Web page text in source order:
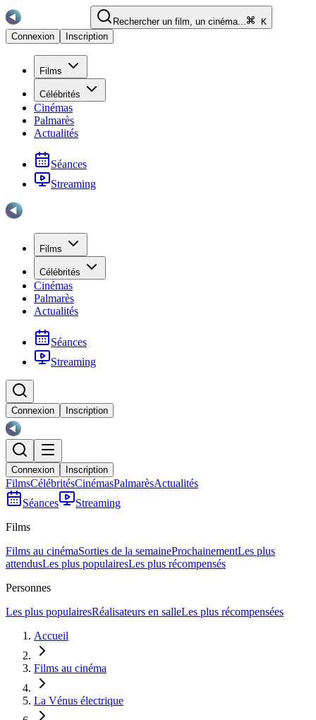
Rechercher un film, un cinéma...
K
Connexion
Inscription
Films
Célébrités
Cinémas
Palmarès
Actualités
Séances
Streaming
Films
Célébrités
Cinémas
Palmarès
Actualités
Séances
Streaming
Connexion Inscription
Connexion Inscription
FilmsCélébritésCinémasPalmarèsActualités
Séances
Streaming
Films
Films au cinémaSorties de la semaineProchainementLes plus
attendusLes plus populairesLes plus récompensés
Personnes
Les plus populairesRéalisateurs en salleLes plus récompensées
Accueil
Films au cinéma
La Vénus électrique